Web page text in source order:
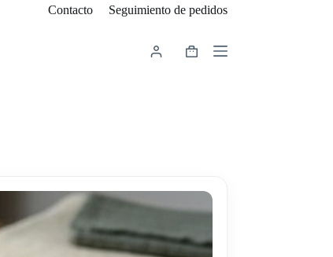
Contacto Seguimiento de pedidos
Carro